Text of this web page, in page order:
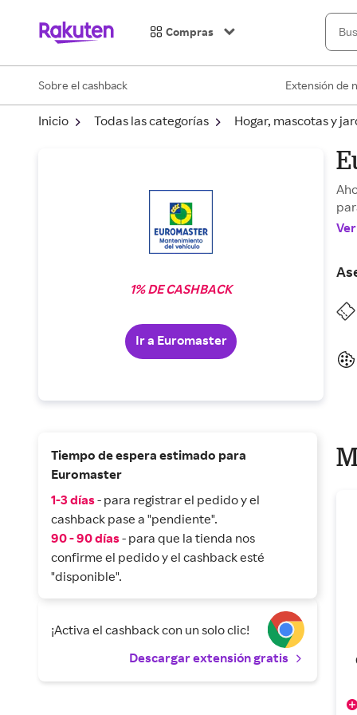
Compras
Sobre el cashback Extensión de
Inicio Todas las categorías Hogar, mascotas y
1% DE CASHBACK
Ir a Euromaster
Tiempo de espera estimado para
Euromaster
1-3 días- para registrar el pedido y el
cashback pase a "pendiente".
90 - 90 días- para que la tienda nos
confirme el pedido y el cashback esté
"disponible".
¡Activa el cashback con un solo clic!
Descargar extensión gratis